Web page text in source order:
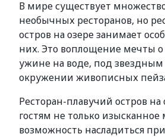
В мире существует
необычных ресторанов, но
остров на озере занимает
них. Это воплощение мечты
ужине на воде, под
окружении живописных
Ресторан-плавучий остров на
гостям не только
возможность насладиться